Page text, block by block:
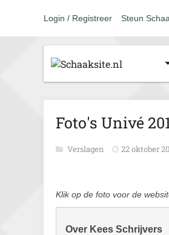
Login / Registreer Steun
Foto's Univé
Verslagen 22 oktober
Klik op de foto voor de
Over Kees Schrijvers